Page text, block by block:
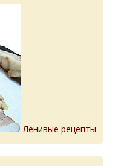
Ленивые рецепты